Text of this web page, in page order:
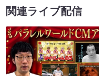
関連ライブ配信